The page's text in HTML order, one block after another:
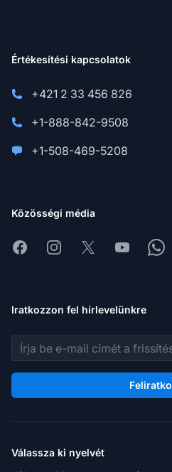
Értékesítési kapcsolatok
+421 2 33 456 826
+1-888-842-9508
+1-508-469-5208
Közösségi média
FacebookInstagram
X Youtube
Iratkozzon fel hírlevelünkre
E-mail cím
Válassza ki nyelvét